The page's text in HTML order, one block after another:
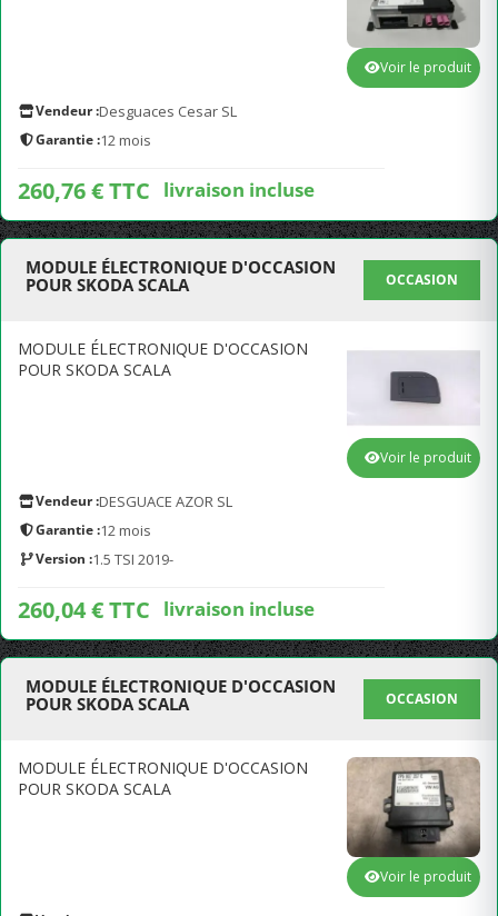
Vendeur :Desguaces Cesar SL
Garantie :12 mois
260,76 € TTC livraison incluse
Voir le produit
MODULE ÉLECTRONIQUE D'OCCASION
POUR SKODA SCALA
OCCASION
MODULE ÉLECTRONIQUE D'OCCASION
POUR SKODA SCALA
Vendeur :DESGUACE AZOR SL
Garantie :12 mois
Version :1.5 TSI 2019-
260,04 € TTC livraison incluse
Voir le produit
MODULE ÉLECTRONIQUE D'OCCASION
POUR SKODA SCALA
OCCASION
MODULE ÉLECTRONIQUE D'OCCASION
POUR SKODA SCALA
Voir le produit